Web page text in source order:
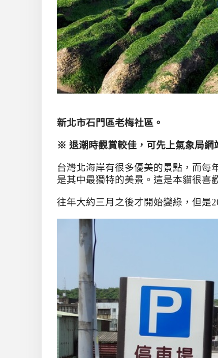
新北市石門區老梅社區。
※ 退潮時觀賞較佳，可先上氣象局網
台灣北海岸有很多優美的景點，而每
是其中最獨特的美景。這是本貓很喜
往年大約三月之後才開始變綠，但是